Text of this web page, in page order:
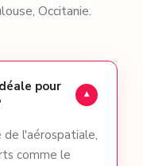
Occitanie.
pour
▾
de l'aérospatiale,
comme le